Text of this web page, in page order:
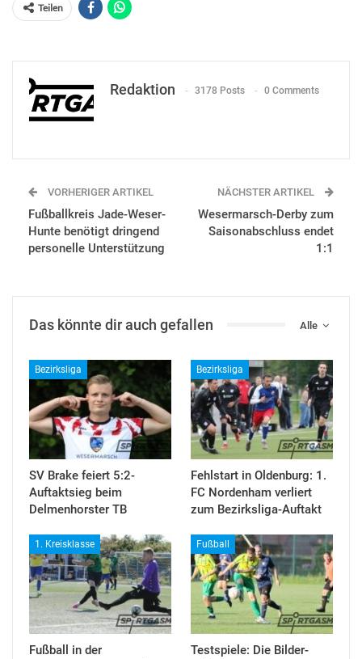
Teilen
Redaktion 3178 Posts 0 Comments
VORHERIGER ARTIKEL
Fußballkreis Jade-Weser-
Hunte benötigt dringend
personelle Unterstützung
NÄCHSTER ARTIKEL
Wesermarsch-Derby zum
Saisonabschluss endet
1:1
Alle
Das könnte dir auch gefallen
Bezirksliga
SV Brake feiert 5:2-
Auftaktsieg beim
Delmenhorster TB
Bezirksliga
Fehlstart in Oldenburg: 1.
FC Nordenham verliert
zum Bezirksliga-Auftakt
1. Kreisklasse
Fußball in der
Fußball
Testspiele: Die Bilder-